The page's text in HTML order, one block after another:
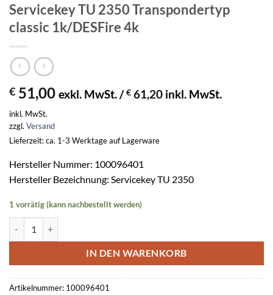
Servicekey TU 2350 Transpondertyp
classic 1k/DESFire 4k
€ 51,00 exkl. MwSt. /€ 61,20 inkl. MwSt.
inkl. MwSt.
zzgl. Versand
Lieferzeit: ca. 1-3 Werktage auf Lagerware
Hersteller Nummer: 100096401
Hersteller Bezeichnung: Servicekey TU 2350
1 vorrätig (kann nachbestellt werden)
IN DEN WARENKORB
Artikelnummer: 100096401